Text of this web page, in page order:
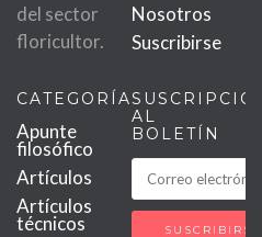
del sector
floricultor.
Nosotros
Suscribirse
CATEGORÍAS
Apunte
filosófico
Artículos
Artículos
técnicos
SUSCRIPCIÓN
AL
BOLETÍN